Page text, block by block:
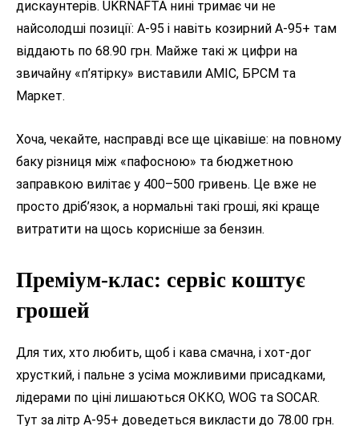
дискаунтерів. UKRNAFTA нині тримає чи не
найсолодші позиції: А-95 і навіть козирний А-95+ там
віддають по 68.90 грн. Майже такі ж цифри на
звичайну «п’ятірку» виставили AMIC, БРСМ та
Маркет.
Хоча, чекайте, насправді все ще цікавіше: на повному
баку різниця між «пафосною» та бюджетною
заправкою вилітає у 400–500 гривень. Це вже не
просто дріб’язок, а нормальні такі гроші, які краще
витратити на щось корисніше за бензин.
Преміум-клас: сервіс коштує
грошей
Для тих, хто любить, щоб і кава смачна, і хот-дог
хрусткий, і пальне з усіма можливими присадками,
лідерами по ціні лишаються ОККО, WOG та SOCAR.
Тут за літр А-95+ доведеться викласти до 78.00 грн.